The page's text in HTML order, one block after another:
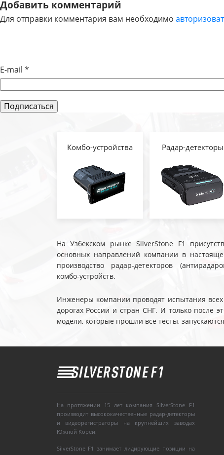
ПО
Добавить комментарий
Для отправки комментария вам необходимо
E-mail *
Комбо-устройства Радар-детекторы
На Узбекском рынке SilverStone F1
основных направлений компании в
производство радар-детекторов
комбо-устройств.
Инженеры компании проводят испытания всех
дорогах России и стран СНГ. И только после
модели, которые прошли все тесты,
На протяжении 15 лет компания SilverStone F1
производит высококачественные радар-детекторы
и видеорегистраторы на крупнейших заводах
Южной Кореи.
SilverStone F1 занимает лидирующие позиции на